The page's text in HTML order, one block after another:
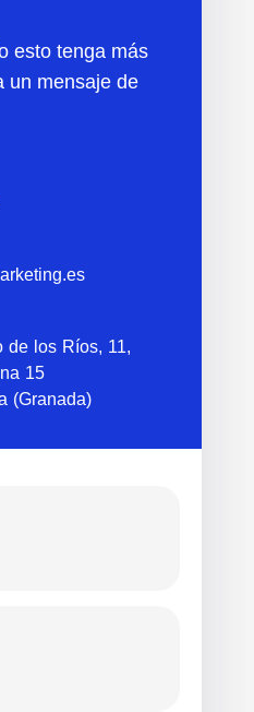
esto tenga más
un mensaje de
de los Ríos, 11,
15
(Granada)